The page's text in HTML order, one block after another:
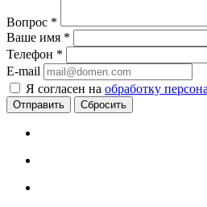
Вопрос *
Ваше имя *
Телефон *
E-mail
Я согласен на обработку
Сбросить